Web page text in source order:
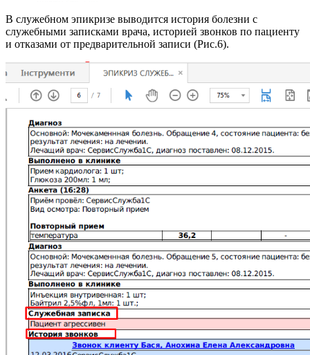
В служебном эпикризе выводится история болезни с
служебными записками врача, историей звонков по пациенту
и отказами от предварительной записи (Рис.6).